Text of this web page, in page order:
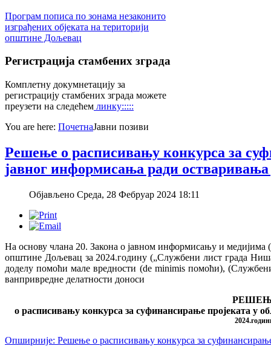
Програм пописа по зонама незаконито
изграђених објеката на територији
општине Дољевац
Регистрација стамбених зграда
Комплетну докумнетацију за
регистрацију стамбених зграда можете
преузети на следећем линку:::::
You are here: ПочетнаЈавни позиви
Решење о расписивању конкурса за
јавног информисања ради остваривања
Објављено Среда, 28 Фебруар 2024 18:11
На основу члана 20. Закона о јавном информисању и
општине Дољевац за 2024.годину („Службени лист града
доделу помоћи мале вредности (de minimis помоћи),
ванпривредне делатности доноси
о расписивању конкурса за суфинансирање пројеката у
Опширније: Решење о расписивању конкурса за